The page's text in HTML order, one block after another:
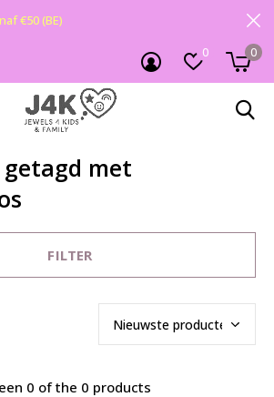
0 0
€50 (BE)
met
FILTER
0 of the 0 products